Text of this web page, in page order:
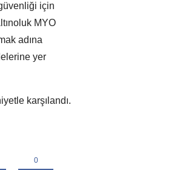
için
MYO
adına
yer
karşılandı.